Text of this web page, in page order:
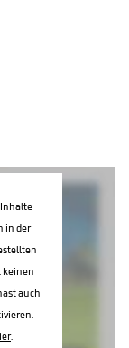
in der
keinen
auch
.